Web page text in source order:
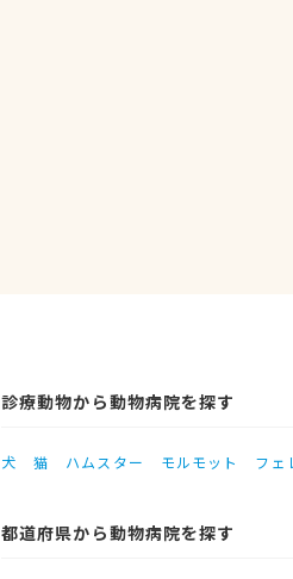
診療動物から動物病院を探す
犬 猫 ハムスター モルモット フェ
都道府県から動物病院を探す